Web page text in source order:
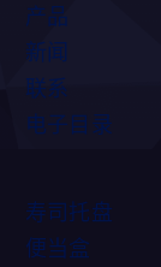
产品
新闻
联系
电子目录
寿司托盘
便当盒